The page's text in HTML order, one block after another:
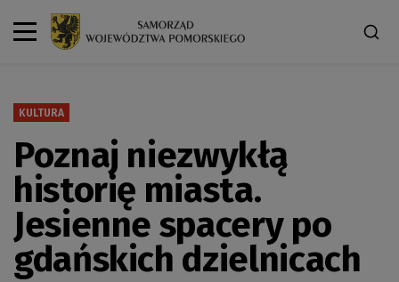
KULTURA
Poznaj niezwykłą
historię miasta.
Jesienne spacery po
gdańskich dzielnicach